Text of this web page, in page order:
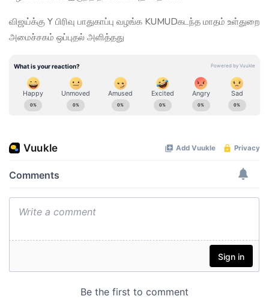
விஜய்க்கு Y பிரிவு பாதுகாப்பு வழங்க KUMUDகடந்த மாதம் உள்துறை
அமைச்சகம் ஒப்புதல் அளித்தது